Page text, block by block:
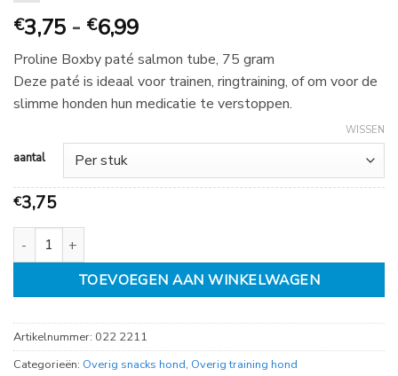
€3,75 - €6,99Prijsklasse:
3,75
tot
€
Proline Boxby paté salmon tube, 75 gram
Deze paté is ideaal voor trainen, ringtraining, of om voor de
slimme honden hun medicatie te verstoppen.
aantal
WISSEN
€3,75
Proline Boxby paté salmon tube, 75 gram aantal
TOEVOEGEN AAN WINKELWAGEN
Artikelnummer: 022 2211
Categorieën: Overig snacks hond, Overig training hond